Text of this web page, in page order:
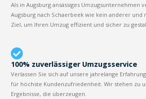
Als in Augsburg ansässiges Umzugsunternehmen
Augsburg nach Schaerbeek wie kein anderer und
Ziel, um Ihren Umzug effizient und sicher zu
100% zuverlässiger Umzugsservice
Verlassen Sie sich auf unsere jahrelange
für höchste Kundenzufriedenheit. Wir stehen zu
Ergebnisse, die überzeugen.